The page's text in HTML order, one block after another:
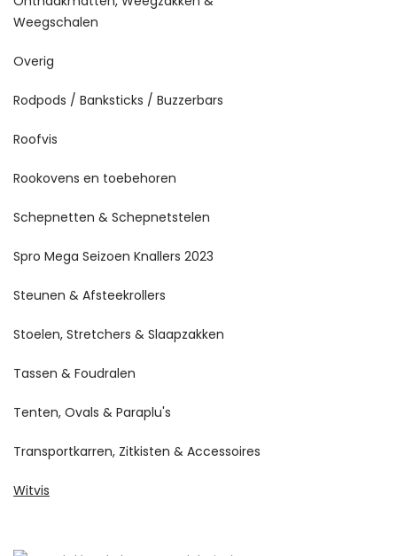
Weegschalen
Overig
Rodpods / Banksticks / Buzzerbars
Roofvis
Rookovens en toebehoren
Schepnetten & Schepnetstelen
Spro Mega Seizoen Knallers 2023
Steunen & Afsteekrollers
Stoelen, Stretchers & Slaapzakken
Tassen & Foudralen
Tenten, Ovals & Paraplu's
Transportkarren, Zitkisten & Accessoires
Witvis